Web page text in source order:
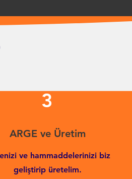
3
ARGE ve Üretim
ve hammaddelerinizi biz
geliştirip üretelim.